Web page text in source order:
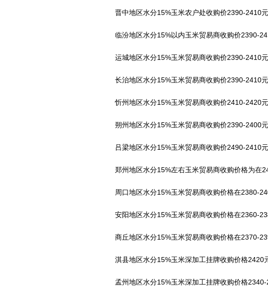
晋中地区水分15%玉米农户处收购价2390-2410元/
临汾地区水分15%以内玉米贸易商收购价2390-
运城地区水分15%玉米贸易商收购价2390-2410元/
长治地区水分15%玉米贸易商收购价2390-2410元/
忻州地区水分15%玉米贸易商收购价2410-2420元/
朔州地区水分15%玉米贸易商收购价2390-2400元/
吕梁地区水分15%玉米贸易商收购价2490-2410元/
郑州地区水分15%左右玉米贸易商收购价格为在
周口地区水分15%玉米贸易商收购价格在2380-
安阳地区水分15%玉米贸易商收购价格在2360-
商丘地区水分15%玉米贸易商收购价格在2370-
淇县地区水分15%玉米深加工挂牌收购价格2420元
孟州地区水分15%玉米深加工挂牌收购价格2340-